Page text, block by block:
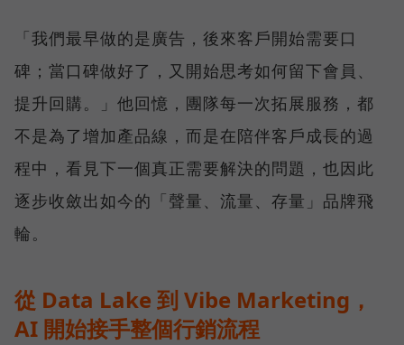
「我們最早做的是廣告，後來客戶開始需要口
碑；當口碑做好了，又開始思考如何留下會員、
提升回購。」他回憶，團隊每一次拓展服務，都
不是為了增加產品線，而是在陪伴客戶成長的過
程中，看見下一個真正需要解決的問題，也因此
逐步收斂出如今的「聲量、流量、存量」品牌飛
輪。
從 Data Lake 到 Vibe Marketing，
AI 開始接手整個行銷流程